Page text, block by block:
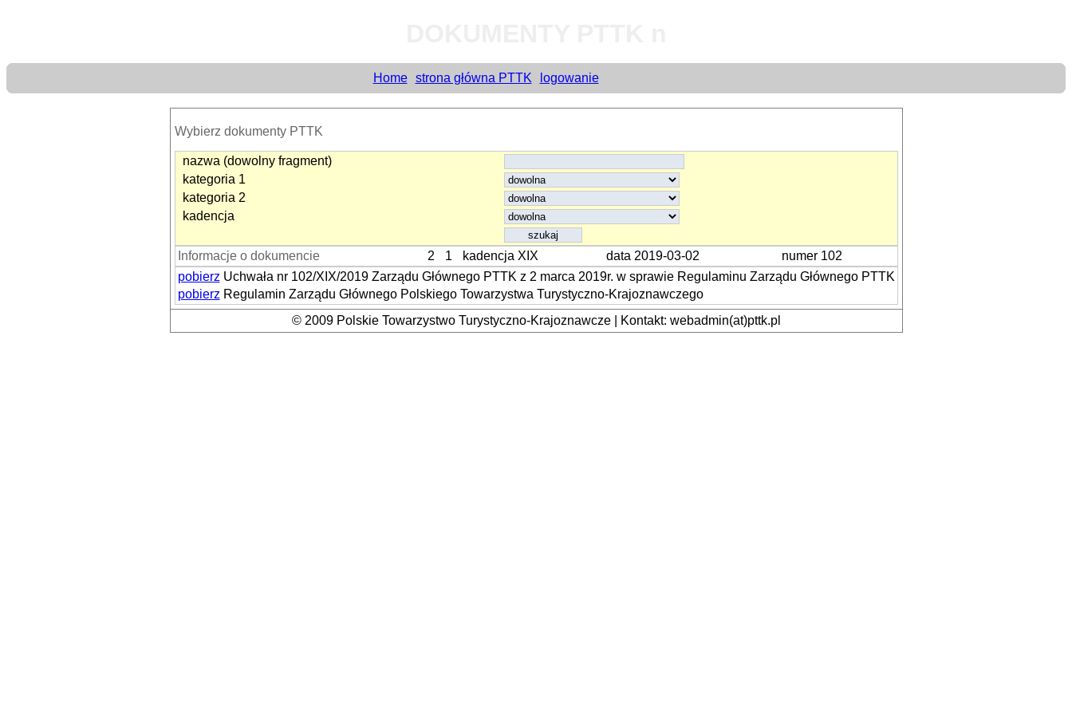
Home strona główna PTTK logowanie
Wybierz dokumenty PTTK
nazwa (dowolny fragment)
kategoria 1
kategoria 2
kadencja
Informacje o dokumencie 2 1 kadencja XIX data 2019-03-02
numer 102
pobierz Uchwała nr 102/XIX/2019 Zarządu Głównego PTTK z 2 marca 2019r. w sprawie Regulaminu Zarządu Głównego PTTK
pobierz Regulamin Zarządu Głównego Polskiego Towarzystwa Turystyczno-Krajoznawczego
© 2009 Polskie Towarzystwo Turystyczno-Krajoznawcze | Kontakt: webadmin(at)pttk.pl